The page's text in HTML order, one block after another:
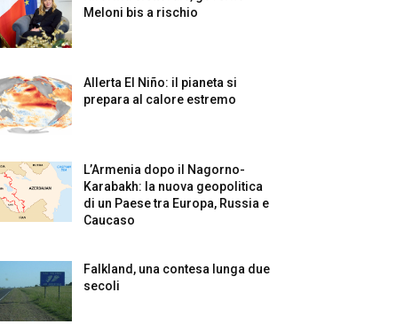
Meloni bis a rischio
Allerta El Niño: il pianeta si
prepara al calore estremo
L’Armenia dopo il Nagorno-
Karabakh: la nuova geopolitica
di un Paese tra Europa, Russia e
Caucaso
Falkland, una contesa lunga due
secoli